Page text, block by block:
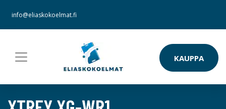
info@eliaskokoelmat.fi
KAUPPA